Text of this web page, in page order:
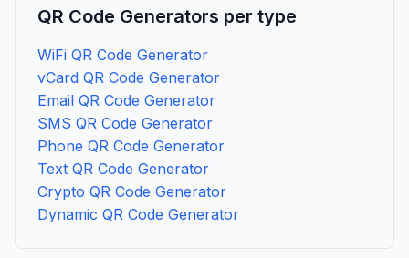
QR Code Generators per type
WiFi QR Code Generator
vCard QR Code Generator
Email QR Code Generator
SMS QR Code Generator
Phone QR Code Generator
Text QR Code Generator
Crypto QR Code Generator
Dynamic QR Code Generator